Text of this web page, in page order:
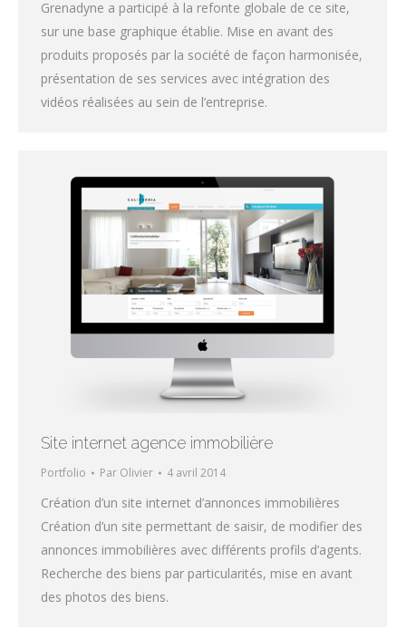
Grenadyne a participé à la refonte globale de ce site,
sur une base graphique établie. Mise en avant des
produits proposés par la société de façon harmonisée,
présentation de ses services avec intégration des
vidéos réalisées au sein de l’entreprise.
Site internet agence immobilière
Portfolio Par Olivier 4 avril 2014
Création d’un site internet d’annonces immobilières
Création d’un site permettant de saisir, de modifier des
annonces immobilières avec différents profils d’agents.
Recherche des biens par particularités, mise en avant
des photos des biens.